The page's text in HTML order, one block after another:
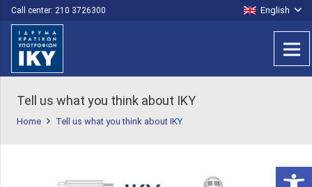
Call center: 210 3726300 English
Tell us what you think about IKY
Home Tell us what you think about IKY